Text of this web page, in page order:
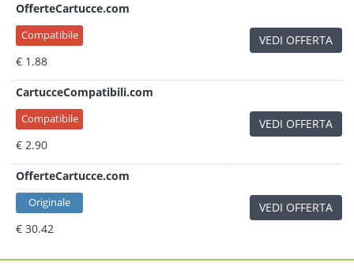
OfferteCartucce.com
Compatibile
€ 1.88
VEDI OFFERTA
CartucceCompatibili.com
Compatibile
€ 2.90
VEDI OFFERTA
OfferteCartucce.com
Originale
€ 30.42
VEDI OFFERTA